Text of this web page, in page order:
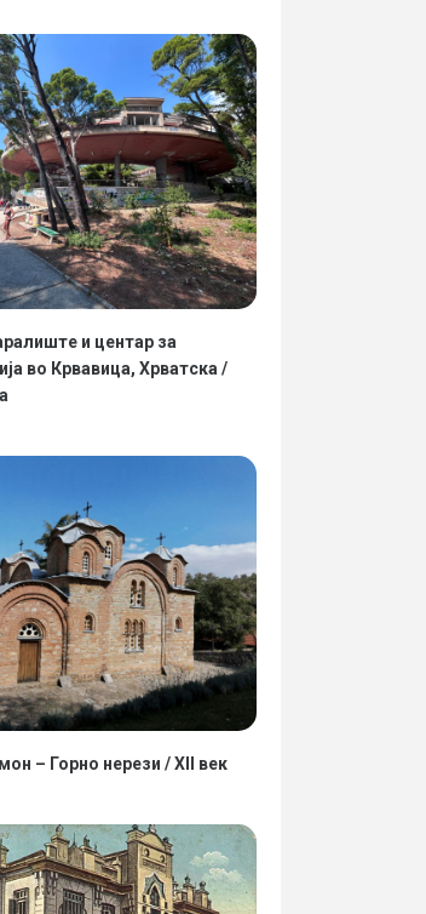
и центар за
во Крвавица, Хрватска /
– Горно нерези / XII век